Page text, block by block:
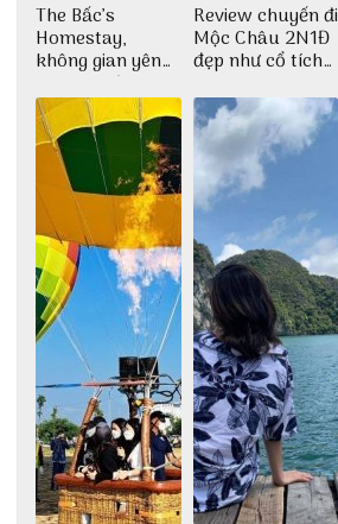
The Bấc’s
Homestay,
không gian yên
bình tại Hòn Sơn
Review chuyến đi
Mộc Châu 2N1Đ
đẹp như cổ tích
Thu Hà